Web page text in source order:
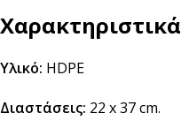
Χαρακτηριστικά
Υλικό: HDPE
Διαστάσεις: 22 x 37 cm.